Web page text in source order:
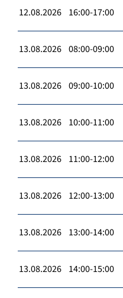
12.08.2026 16:00-17:00
13.08.2026 08:00-09:00
13.08.2026 09:00-10:00
13.08.2026 10:00-11:00
13.08.2026 11:00-12:00
13.08.2026 12:00-13:00
13.08.2026 13:00-14:00
13.08.2026 14:00-15:00